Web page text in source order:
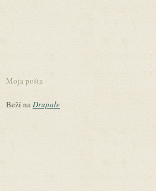
Moja pošta
Beží na Drupale